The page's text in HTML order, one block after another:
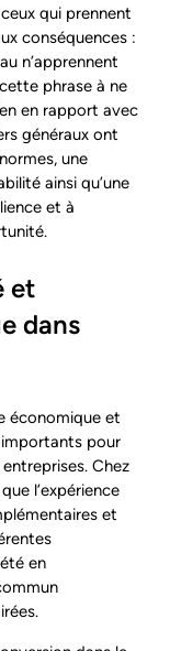
qui prennent
conséquences :
n’apprennent
phrase à ne
en rapport avec
généraux ont
une
ainsi qu’une
et à
et
dans
économique et
importants pour
Chez
l’expérience
et
en